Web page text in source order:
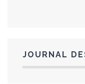
JOURNAL